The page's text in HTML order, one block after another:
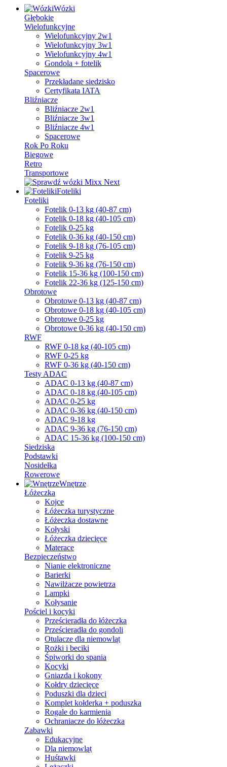
Wózki
Głębokie
Wielofunkcyjne
Wielofunkcyjny 2w1
Wielofunkcyjny 3w1
Wielofunkcyjny 4w1
Gondola + fotelik
Spacerowe
Przekładane siedzisko
Certyfikata IATA
Bliźniacze
Bliźniacze 2w1
Bliźniacze 3w1
Bliźniacze 4w1
Spacerowe
Rok Po Roku
Biegowe
Retro
Transportowe
Foteliki
Foteliki
Fotelik 0-13 kg (40-87 cm)
Fotelik 0-18 kg (40-105 cm)
Fotelik 0-25 kg
Fotelik 0-36 kg (40-150 cm)
Fotelik 9-18 kg (76-105 cm)
Fotelik 9-25 kg
Fotelik 9-36 kg (76-150 cm)
Fotelik 15-36 kg (100-150 cm)
Fotelik 22-36 kg (125-150 cm)
Obrotowe
Obrotowe 0-13 kg (40-87 cm)
Obrotowe 0-18 kg (40-105 cm)
Obrotowe 0-25 kg
Obrotowe 0-36 kg (40-150 cm)
RWF
RWF 0-18 kg (40-105 cm)
RWF 0-25 kg
RWF 0-36 kg (40-150 cm)
Testy ADAC
ADAC 0-13 kg (40-87 cm)
ADAC 0-18 kg (40-105 cm)
ADAC 0-25 kg
ADAC 0-36 kg (40-150 cm)
ADAC 9-18 kg
ADAC 9-36 kg (76-150 cm)
ADAC 15-36 kg (100-150 cm)
Siedziska
Podstawki
Nosidełka
Rowerowe
Wnętrze
Łóżeczka
Kojce
Łóżeczka turystyczne
Łóżeczka dostawne
Kołyski
Łóżeczka dziecięce
Materace
Bezpieczeństwo
Nianie elektroniczne
Barierki
Nawilżacze powietrza
Lampki
Kołysanie
Pościel i kocyki
Prześcieradła do łóżeczka
Prześcieradła do gondoli
Otulacze dla niemowląt
Rożki i beciki
Śpiworki do spania
Kocyki
Gniazda i kokony
Kołdry dziecięce
Poduszki dla dzieci
Komplet kołderka + poduszka
Rogale do karmienia
Ochraniacze do łóżeczka
Zabawki
Edukacyjne
Dla niemowląt
Huśtawki